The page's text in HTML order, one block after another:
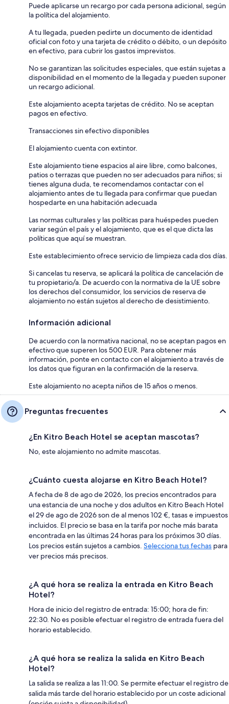
Puede aplicarse un recargo por cada persona adicional, según
la política del alojamiento.
A tu llegada, pueden pedirte un documento de identidad
oficial con foto y una tarjeta de crédito o débito, o un depósito
en efectivo, para cubrir los gastos imprevistos.
No se garantizan las solicitudes especiales, que están sujetas a
disponibilidad en el momento de la llegada y pueden suponer
un recargo adicional.
Este alojamiento acepta tarjetas de crédito. No se aceptan
pagos en efectivo.
Transacciones sin efectivo disponibles
El alojamiento cuenta con extintor.
Este alojamiento tiene espacios al aire libre, como balcones,
patios o terrazas que pueden no ser adecuados para niños; si
tienes alguna duda, te recomendamos contactar con el
alojamiento antes de tu llegada para confirmar que puedan
hospedarte en una habitación adecuada
Las normas culturales y las políticas para huéspedes pueden
variar según el país y el alojamiento, que es el que dicta las
políticas que aquí se muestran.
Este establecimiento ofrece servicio de limpieza cada dos días.
Si cancelas tu reserva, se aplicará la política de cancelación de
tu propietario/a. De acuerdo con la normativa de la UE sobre
los derechos del consumidor, los servicios de reserva de
alojamiento no están sujetos al derecho de desistimiento.
Información adicional
De acuerdo con la normativa nacional, no se aceptan pagos en
efectivo que superen los 500 EUR. Para obtener más
información, ponte en contacto con el alojamiento a través de
los datos que figuran en la confirmación de la reserva.
Este alojamiento no acepta niños de 15 años o menos.
Preguntas frecuentes
¿En Kitro Beach Hοtel se aceptan mascotas?
No, este alojamiento no admite mascotas.
¿Cuánto cuesta alojarse en Kitro Beach Hοtel?
A fecha de 8 de ago de 2026, los precios encontrados para
una estancia de una noche y dos adultos en Kitro Beach Hοtel
el 29 de ago de 2026 son de al menos 102 €, tasas e impuestos
incluidos. El precio se basa en la tarifa por noche más barata
encontrada en las últimas 24 horas para los próximos 30 días.
Los precios están sujetos a cambios. Selecciona tus fechas para
ver precios más precisos.
¿A qué hora se realiza la entrada en Kitro Beach
Hοtel?
Hora de inicio del registro de entrada: 15:00; hora de fin:
22:30. No es posible efectuar el registro de entrada fuera del
horario establecido.
¿A qué hora se realiza la salida en Kitro Beach
Hοtel?
La salida se realiza a las 11:00. Se permite efectuar el registro de
salida más tarde del horario establecido por un coste adicional